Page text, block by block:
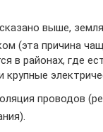
выше,
(эта причина
в районах, где
крупные
проводов